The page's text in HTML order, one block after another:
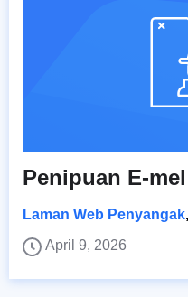
Penipuan E-
Laman Web Penyangak,
April 9, 2026